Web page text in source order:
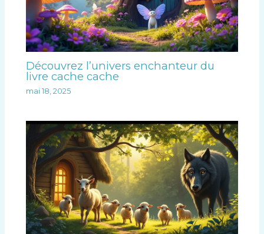
Découvrez l’univers enchanteur du
livre cache cache
mai 18, 2025